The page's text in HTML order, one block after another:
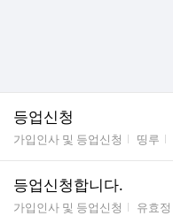
등업신청
게시판명
가입인사 및 등업신청 작성자
띵루
등업신청합니다.
게시판명
가입인사 및 등업신청 작성자
유효정